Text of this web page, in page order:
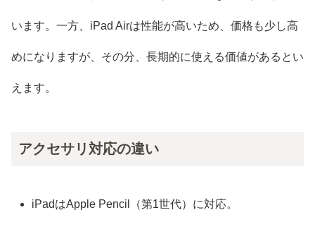
います。一方、iPad Airは性能が高いため、価格も少し高
めになりますが、その分、長期的に使える価値があるとい
えます。
アクセサリ対応の違い
iPadはApple Pencil（第1世代）に対応。